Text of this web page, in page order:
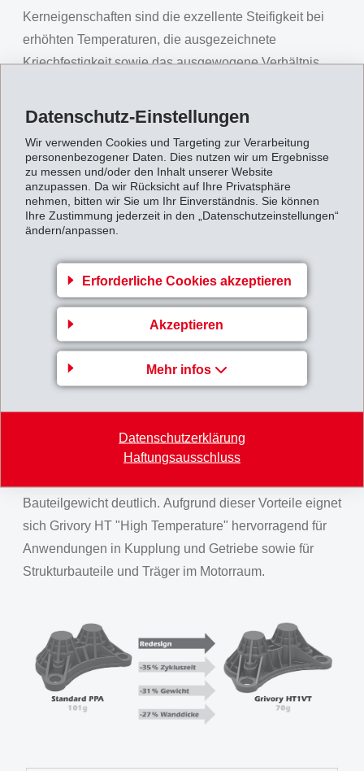
Datenschutz-Einstellungen
Wir verwenden Cookies und Targeting zur Verarbeitung
personenbezogener Daten. Dies nutzen wir um Ergebnisse
zu messen und/oder den Inhalt unserer Website
anzupassen. Da wir Rücksicht auf Ihre Privatsphäre
nehmen, bitten wir Sie um Ihr Einverständnis. Sie können
Ihre Zustimmung jederzeit in den „Datenschutzeinstellungen“
ändern/anpassen.
Erforderliche Cookies akzeptieren
Akzeptieren
Mehr infos
Datenschutzerklärung
Haftungsausschluss
Kerneigenschaften sind die exzellente Steifigkeit bei
erhöhten Temperaturen, die ausgezeichnete
Kriechfestigkeit sowie das ausgewogene Verhältnis
Verarbeitung. Bei leicht tieferem Schmelzpunkt als
Standard-PPA bietet die neue Produktelinie bei hohen
Temperaturen deutlich mehr Leistung. Der E-Modul bei
140 °C wurde um 50% und die Formbeständigkeit in
der Wärme (HDT/C) um 50 °C auf 250 °C erhöht.
Bedeutende Gewichts- und
Aus diesem verbesserten Eigenschaftenportfolio
ergeben sich eine Reihe von Vorteilen: Bauteile, die in
gleicher Geometrie mit Grivory HT "High Temperature"
umgesetzt werden, sind bei hohen Temperaturen
deutlich belastbarer. Als Folge davon können sie mit
deutlich dünneren Wandstärken ausgelegt werden,
was die Abkühlphase im Werkzeug verkürzt und somit
schnellere Zykluszeiten ermöglicht. Die kleineren
Wanddicken führen ausserdem nicht nur zu geringeren
Bauteilgewicht deutlich. Aufgrund dieser Vorteile eignet
sich Grivory HT "High Temperature" hervorragend für
Anwendungen in Kupplung und Getriebe sowie für
Strukturbauteile und Träger im Motorraum.